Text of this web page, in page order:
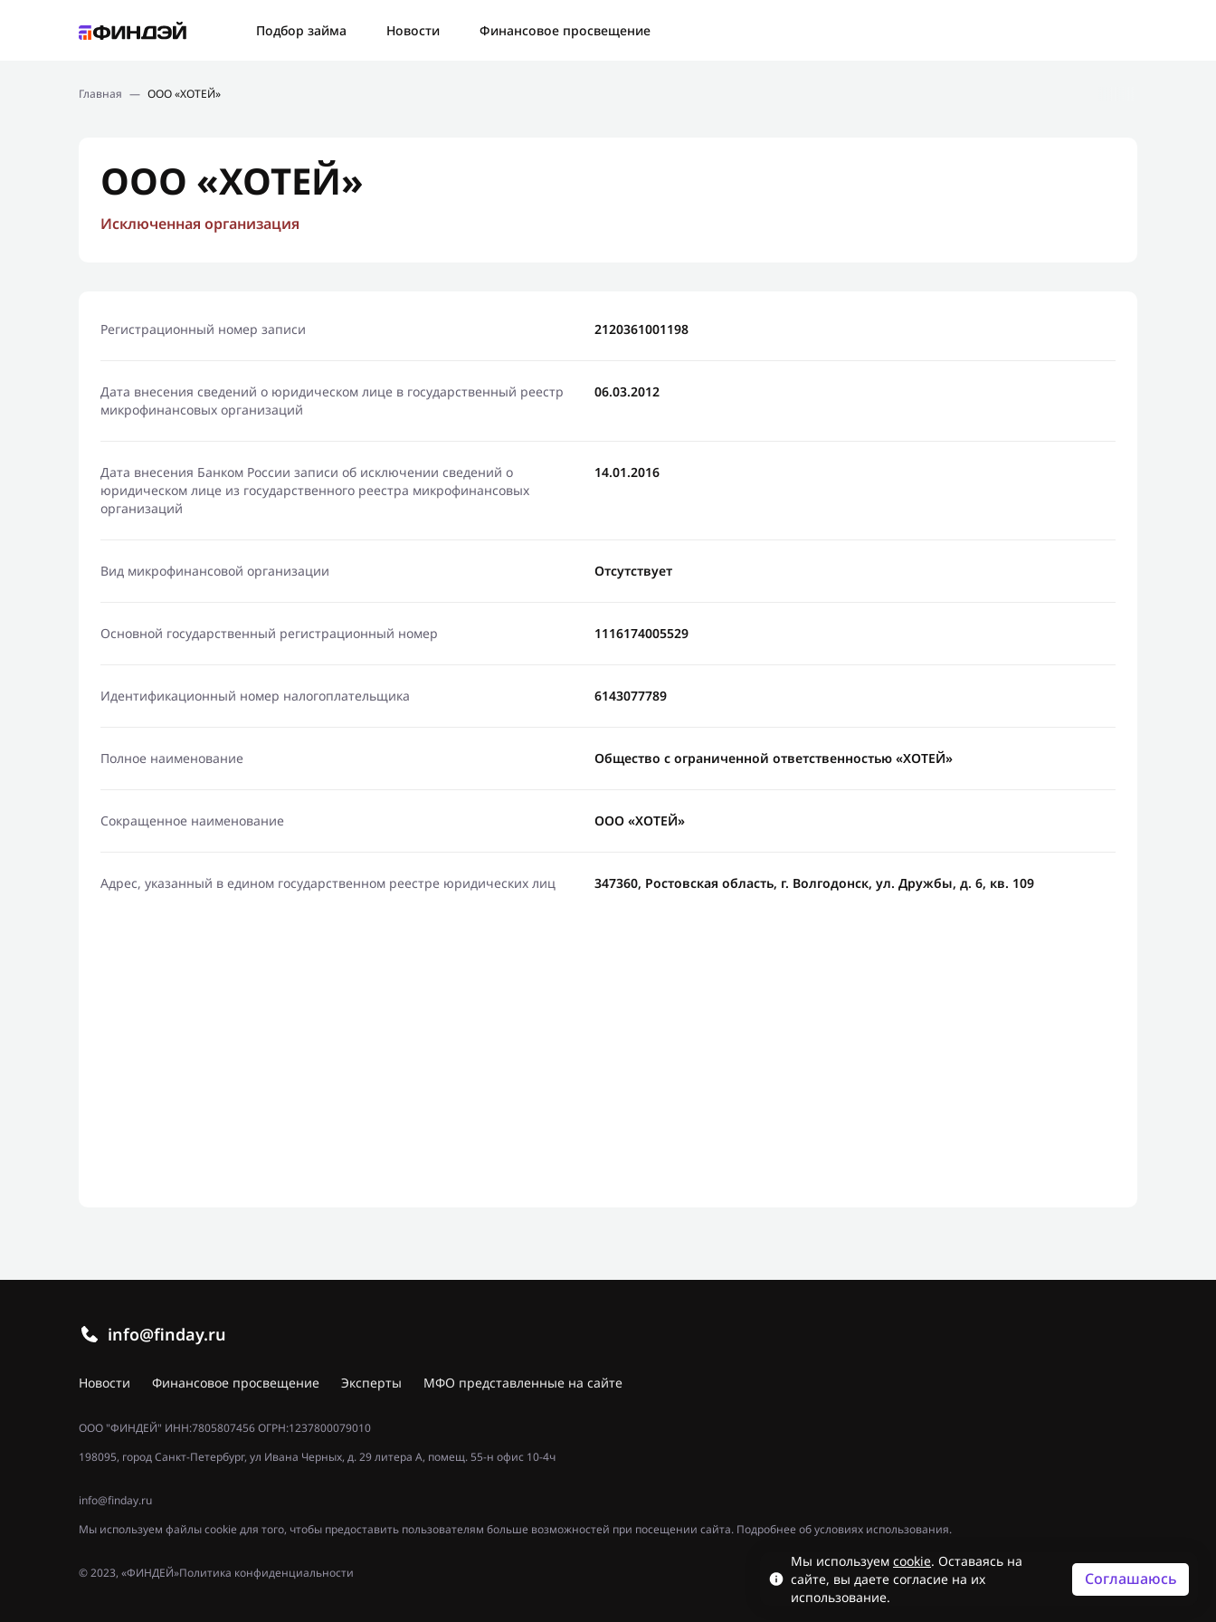
Подбор займа Новости
Финансовое просвещение
Новости
Главная — ООО «ХОТЕЙ»
ООО «ХОТЕЙ»
Исключенная организация
Регистрационный номер записи 2120361001198
Дата внесения сведений о юридическом лице в государственный реестр
микрофинансовых организаций
06.03.2012
Дата внесения Банком России записи об исключении сведений о
юридическом лице из государственного реестра микрофинансовых
организаций
14.01.2016
Вид микрофинансовой организации Отсутствует
Основной государственный регистрационный номер 1116174005529
Идентификационный номер налогоплательщика 6143077789
Полное наименование Общество с ограниченной ответственностью «ХОТЕЙ»
Сокращенное наименование ООО «ХОТЕЙ»
Адрес, указанный в едином государственном реестре юридических лиц 347360, Ростовская область, г. Волгодонск, ул. Дружбы, д. 6, кв. 109
info@finday.ru
Новости Финансовое просвещение Эксперты МФО представленные на сайте
ООО "ФИНДЕЙ" ИНН:7805807456 ОГРН:1237800079010
198095, город Санкт-Петербург, ул Ивана Черных, д. 29 литера А, помещ. 55-н офис 10-4ч
info@finday.ru
Мы используем файлы cookie для того, чтобы предоставить пользователям больше возможностей при посещении сайта. Подробнее об условиях использования.
Политика конфиденциальности
© 2023, «ФИНДЕЙ»
Мы используем cookie. Оставаясь на
сайте, вы даете согласие на их
использование.
Соглашаюсь
Ошибка: Контактная форма не найдена.